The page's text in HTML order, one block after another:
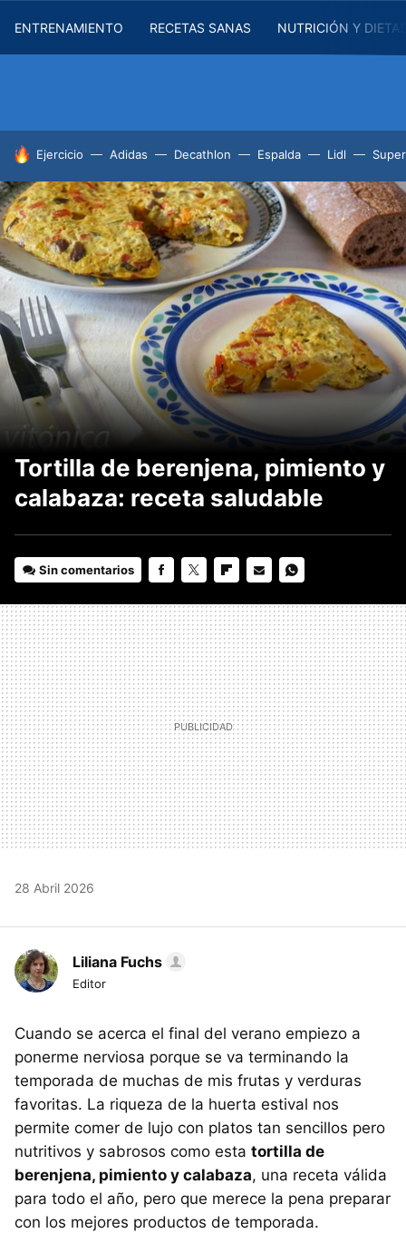
ENTRENAMIENTO RECETAS SANAS NUTRICIÓN Y
HOY SE HABLA DE
Ejercicio Adidas Decathlon Espalda Lidl
Tortilla de berenjena, pimiento y
calabaza: receta saludable
Sin comentarios
MAIL
28 Abril 2026
Liliana Fuchs
Editor
Cuando se acerca el final del verano empiezo a
ponerme nerviosa porque se va terminando la
temporada de muchas de mis frutas y verduras
favoritas. La riqueza de la huerta estival nos
permite comer de lujo con platos tan sencillos pero
nutritivos y sabrosos como esta tortilla de
berenjena, pimiento y calabaza, una receta válida
para todo el año, pero que merece la pena preparar
con los mejores productos de temporada.